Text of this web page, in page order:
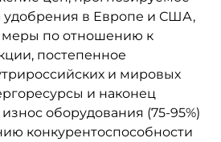
удобрения в Европе и США,
по отношению к
постепенное
и мировых
и наконец
оборудования (75-95%)
конкурентоспособности